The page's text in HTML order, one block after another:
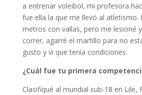
a entrenar voleibol, mi profesora
fue ella la que me llevó al atletismo.
metros con vallas, pero me lesioné
correr, agarré el martillo para no
gusto y vi que tenía condiciones.
¿Cuál fue tu primera
Clasifiqué al mundial sub-18 en Lile,